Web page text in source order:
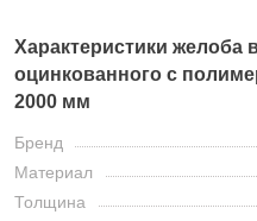
Характеристики желоба
оцинкованного с
2000 мм
Бренд
Материал
Толщина